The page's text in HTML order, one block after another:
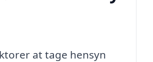
at tage hensyn